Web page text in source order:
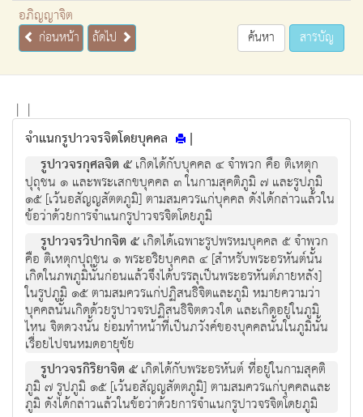
อภิญญาจิต
ก่อนหน้า ถัดไป ค้นหา สารบัญ
| |
จำแนกรูปาวจรจิตโดยบุคคล
|
รูปาวจรกุศลจิต ๕เกิดได้กับบุคคล ๔ จำพวก คือ ติเหตุก
ปุถุชน ๑ และพระเสกขบุคคล ๓ ในกามสุคติภูมิ ๗ และรูปภูมิ
๑๕ [เว้นอสัญญสัตตภูมิ] ตามสมควรแก่บุคคล ดังได้กล่าวแล้วใน
ข้อว่าด้วยการจำแนกรูปาวจรจิตโดยภูมิ
รูปาวจรวิปากจิต ๕เกิดได้เฉพาะรูปพรหมบุคคล ๕ จำพวก
คือ ติเหตุกปุถุชน ๑ พระอริยบุคคล ๔ [สำหรับพระอรหันต์นั้น
เกิดในภพภูมินั้นก่อนแล้วจึงได้บรรลุเป็นพระอรหันต์ภายหลัง]
ในรูปภูมิ ๑๕ ตามสมควรแก่ปฏิสนธิจิตและภูมิ หมายความว่า
บุคคลนั้นเกิดด้วยรูปาวจรปฏิสนธิจิตดวงใด และเกิดอยู่ในภูมิ
ไหน จิตดวงนั้น ย่อมทำหน้าที่เป็นภวังค์ของบุคคลนั้นในภูมินั้น
เรื่อยไปจนหมดอายุขัย
รูปาวจรกิริยาจิต ๕เกิดได้กับพระอรหันต์ ที่อยู่ในกามสุคติ
ภูมิ ๗ รูปภูมิ ๑๕ [เว้นอสัญญสัตตภูมิ] ตามสมควรแก่บุคคลและ
ภูมิ ดังได้กล่าวแล้วในข้อว่าด้วยการจำแนกรูปาวจรจิตโดยภูมิ